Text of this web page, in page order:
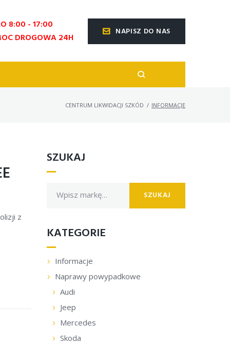
8:00 - 17:00
DROGOWA 24H
NAPISZ DO NAS
CENTRUM LIKWIDACJI SZKÓD / INFORMACJE
z
SZUKAJ
SZUKAJ
KATEGORIE
Informacje
Naprawy powypadkowe
Audi
Jeep
Mercedes
Skoda